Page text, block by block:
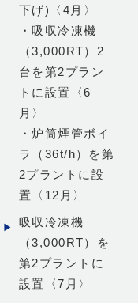
下げ)〈4月〉
・吸収冷凍機
（3,000RT）2
台を第2プラン
トに設置〈6
月〉
・炉筒煙管ボイ
ラ（36t/h）を第
2プラントに設
置〈12月〉
吸収冷凍機
（3,000RT）を
第2プラントに
設置〈7月〉